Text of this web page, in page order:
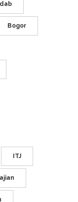
Bogor
ITJ